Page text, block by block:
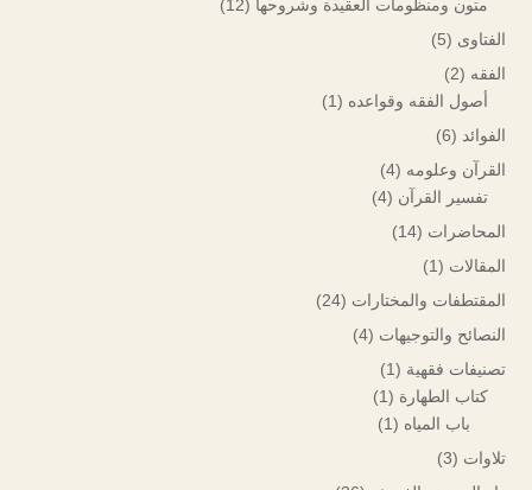
متون ومنظومات العقيدة وشروحها (12)
الفتاوى (5)
الفقه (2)
أصول الفقه وقواعده (1)
الفوائد (6)
القرآن وعلومه (4)
تفسير القرآن (4)
المحاضرات (14)
المقالات (1)
المقتطفات والمختارات (24)
النصائح والتوجيهات (4)
تصنيفات فقهية (1)
كتاب الطهارة (1)
باب المياه (1)
تلاوات (3)